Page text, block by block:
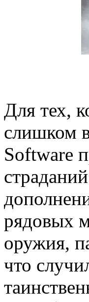
Для тех,
слишком
Software
рядовых
оружия,
что